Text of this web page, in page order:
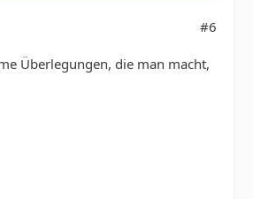
#6
Überlegungen, die man macht,